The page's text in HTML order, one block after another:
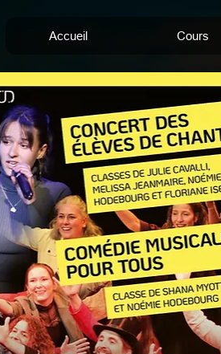
Accueil Cours